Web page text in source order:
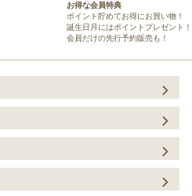
お得な会員特典
ポイント貯めてお得にお買い物！
誕生日月にはポイントプレゼント！
会員だけの先行予約販売も！